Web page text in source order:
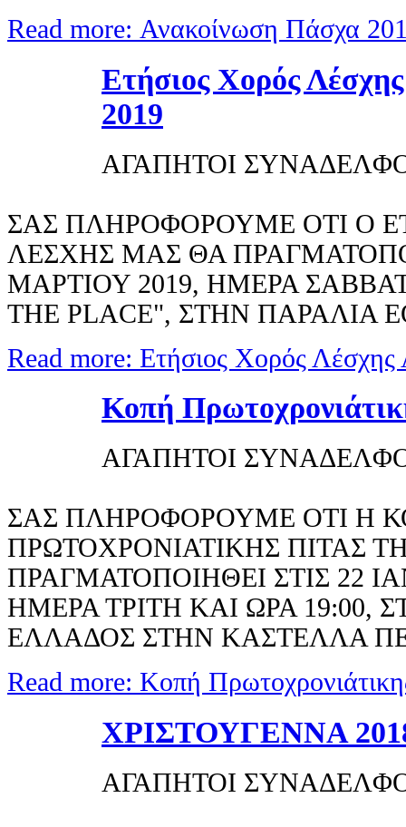
Read more: Ανακοίνωση Πάσχα
Ετήσιος Χορός
2019
ΑΓΑΠΗΤΟΙ
ΣΑΣ ΠΛΗΡΟΦΟΡΟΥΜΕ ΟΤΙ Ο
ΛΕΣΧΗΣ ΜΑΣ ΘΑ
ΜΑΡΤΙΟΥ 2019, ΗΜΕΡΑ
THE PLACE", ΣΤΗΝ ΠΑΡΑΛΙΑ
Read more: Ετήσιος Χορός Λέσχης
Κοπή
ΑΓΑΠΗΤΟΙ
ΣΑΣ ΠΛΗΡΟΦΟΡΟΥΜΕ ΟΤΙ Η
ΠΡΩΤΟΧΡΟΝΙΑΤΙΚΗΣ ΠΙΤΑΣ
ΠΡΑΓΜΑΤΟΠΟΙΗΘΕΙ ΣΤΙΣ 22
ΗΜΕΡΑ ΤΡΙΤΗ ΚΑΙ ΩΡΑ 19:00,
ΕΛΛΑΔΟΣ ΣΤΗΝ ΚΑΣΤΕΛΛΑ
Read more: Κοπή
ΧΡΙΣΤΟΥΓΕΝΝΑ
ΑΓΑΠΗΤΟΙ